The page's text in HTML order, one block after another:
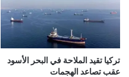
و
ي
و
س
ط
ة
ش
و
ي
ة
تركيا تقيد الملاحة في البحر الأسود
عقب تصاعد الهجمات